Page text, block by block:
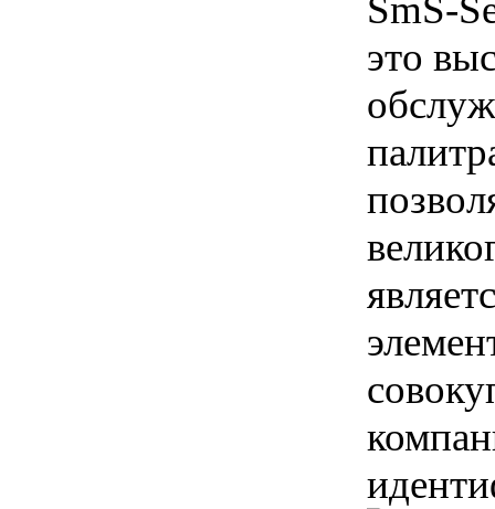
SmS-
это